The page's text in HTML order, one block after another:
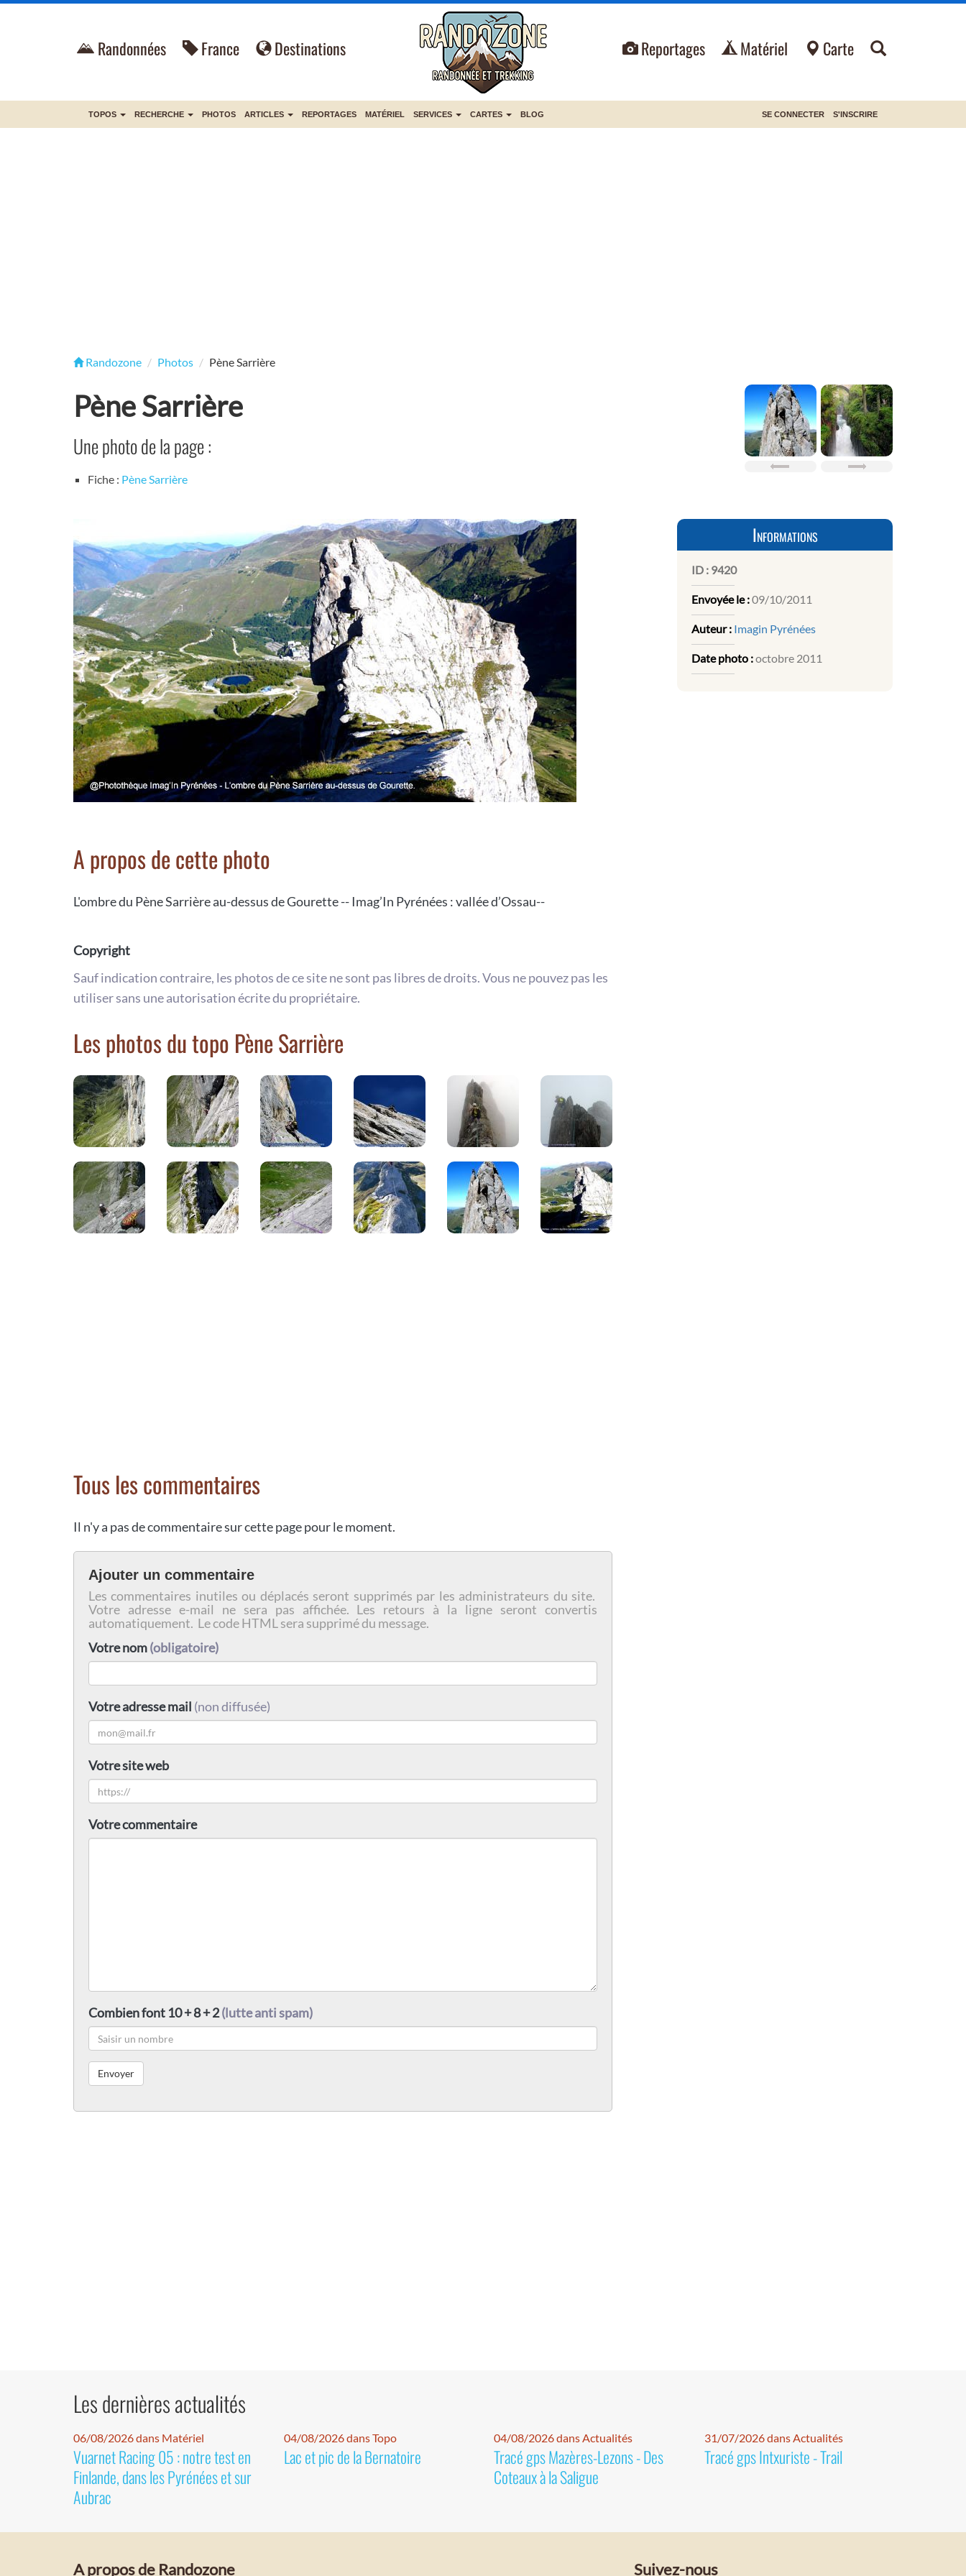
Randonnées France Destinations Reportages Matériel Carte
TOPOS RECHERCHE PHOTOS ARTICLES REPORTAGES MATÉRIEL SERVICES CARTES BLOG SE CONNECTER S'INSCRIRE
Randozone Photos Pène Sarrière
Pène Sarrière
Une photo de la page :
Fiche : Pène Sarrière
A propos de cette photo
L'ombre du Pène Sarrière au-dessus de Gourette -- Imag’In Pyrénées : vallée d’Ossau--
Copyright
Sauf indication contraire, les photos de ce site ne sont pas libres de droits. Vous ne pouvez pas les
utiliser sans une autorisation écrite du propriétaire.
Les photos du topo Pène Sarrière
Tous les commentaires
Il n'y a pas de commentaire sur cette page pour le moment.
Ajouter un commentaire
Les commentaires inutiles ou déplacés seront supprimés par les administrateurs du site.
Votre adresse e-mail ne sera pas affichée. Les retours à la ligne seront convertis
automatiquement. Le code HTML sera supprimé du message.
Votre nom(obligatoire)
Votre adresse mail (non diffusée)
Votre site web
Votre commentaire
Combien font 10 + 8 + 2(lutte anti spam)
Informations
ID : 9420
Envoyée le :09/10/2011
Auteur : Imagin Pyrénées
Date photo :octobre 2011
Les dernières actualités
06/08/2026 dans Matériel
Vuarnet Racing 05 : notre test en
Finlande, dans les Pyrénées et sur
Aubrac
04/08/2026 dans Topo
Lac et pic de la Bernatoire
04/08/2026 dans Actualités
Tracé gps Mazères-Lezons - Des
Coteaux à la Saligue
31/07/2026 dans Actualités
Tracé gps Intxuriste - Trail
A propos de Randozone Suivez-nous